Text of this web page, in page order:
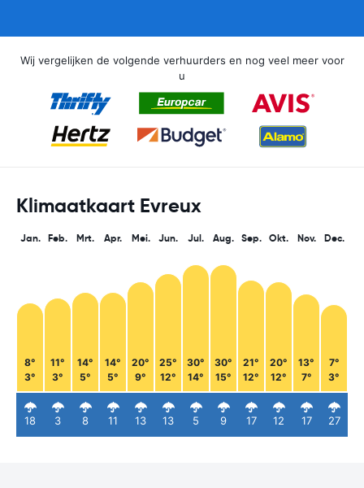
Wij vergelijken de volgende verhuurders en nog veel meer voor
u
Klimaatkaart Evreux
Jan.
8°
3°
18
Feb.
11°
3°
3
Mrt.
14°
5°
8
Apr.
14°
5°
11
Mei.
20°
9°
13
Jun.
25°
12°
13
Jul.
30°
14°
5
Aug.
30°
15°
9
Sep.
21°
12°
17
Okt.
20°
12°
12
Nov.
13°
7°
17
Dec.
7°
3°
27